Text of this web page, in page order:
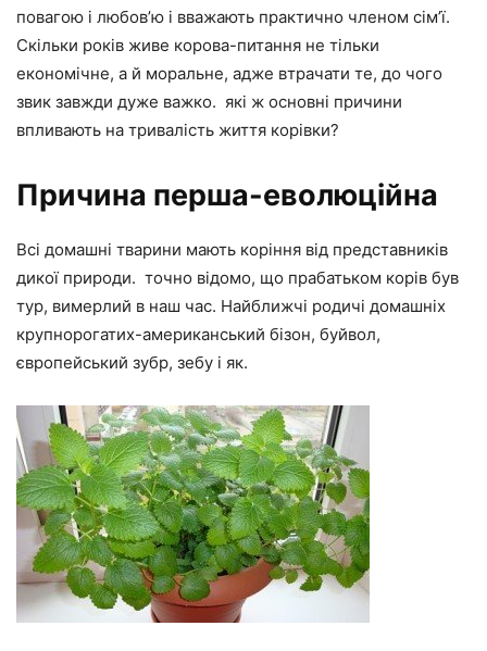
повагою і любов’ю і вважають практично членом сім’ї.
Скільки років живе корова-питання не тільки
економічне, а й моральне, адже втрачати те, до чого
звик завжди дуже важко. які ж основні причини
впливають на тривалість життя корівки?
Причина перша-еволюційна
Всі домашні тварини мають коріння від представників
дикої природи. точно відомо, що прабатьком корів був
тур, вимерлий в наш час. Найближчі родичі домашніх
крупнорогатих-американський бізон, буйвол,
європейський зубр, зебу і як.